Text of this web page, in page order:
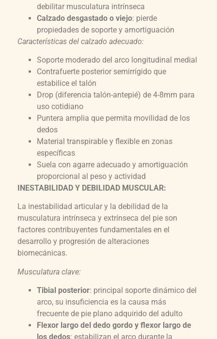
debilitar musculatura intrínseca
Calzado desgastado o viejo: pierde
propiedades de soporte y amortiguación
Características del calzado adecuado:
Soporte moderado del arco longitudinal medial
Contrafuerte posterior semirrígido que
estabilice el talón
Drop (diferencia talón-antepié) de 4-8mm para
uso cotidiano
Puntera amplia que permita movilidad de los
dedos
Material transpirable y flexible en zonas
específicas
Suela con agarre adecuado y amortiguación
proporcional al peso y actividad
INESTABILIDAD Y DEBILIDAD MUSCULAR:
La inestabilidad articular y la debilidad de la
musculatura intrínseca y extrínseca del pie son
factores contribuyentes fundamentales en el
desarrollo y progresión de alteraciones
biomecánicas.
Musculatura clave:
Tibial posterior: principal soporte dinámico del
arco, su insuficiencia es la causa más
frecuente de pie plano adquirido del adulto
Flexor largo del dedo gordo y flexor largo de
los dedos: estabilizan el arco durante la